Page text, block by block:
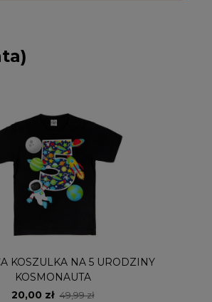
KOSZULKA NA 5 URODZINY
KOSMONAUTA
20,00 zł 49,99 zł